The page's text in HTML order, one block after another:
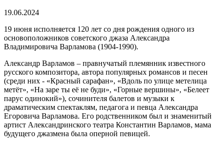
19.06.2024
19 июня исполняется 120 лет со дня рождения одного из
основоположников советского джаза Александра
Владимировича Варламова (1904-1990).
Александр Варламов – правнучатый племянник известного
русского композитора, автора популярных романсов и песен
(среди них - «Красный сарафан», «Вдоль по улице метелица
метёт», «На заре ты её не буди», «Горные вершины», «Белеет
парус одинокий»), сочинителя балетов и музыки к
драматическим спектаклям, педагога и певца Александра
Егоровича Варламова. Его родственником был и знаменитый
артист Александринского театра Константин Варламов, мама
будущего джазмена была оперной певицей.